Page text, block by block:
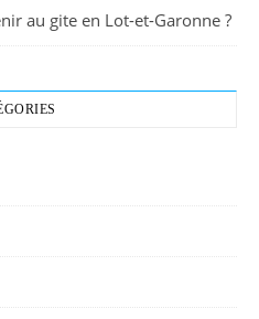
au gite en Lot-et-Garonne ?